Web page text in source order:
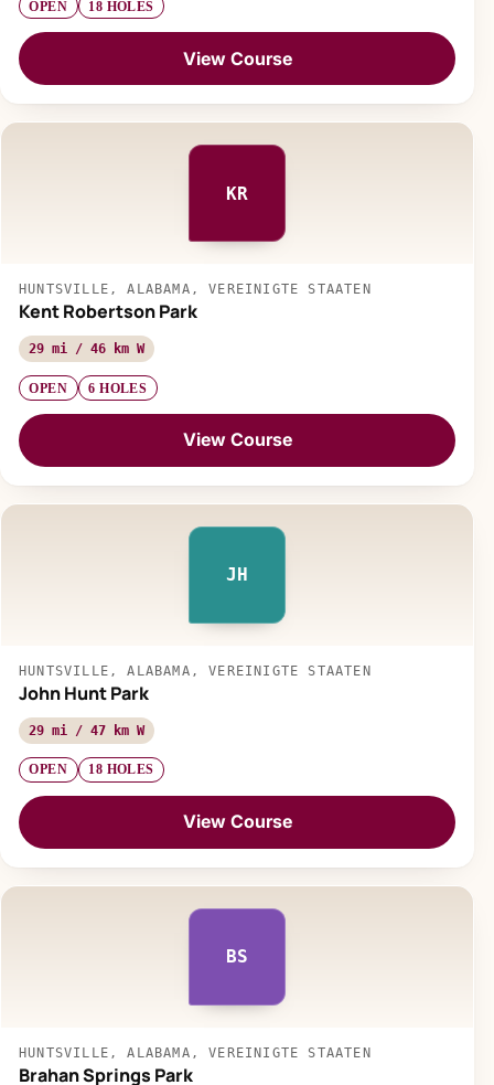
OPEN 18 HOLES
View Course
KR
HUNTSVILLE, ALABAMA, VEREINIGTE STAATEN
Kent Robertson Park
29 mi / 46 km W
OPEN 6 HOLES
View Course
JH
HUNTSVILLE, ALABAMA, VEREINIGTE STAATEN
John Hunt Park
29 mi / 47 km W
OPEN 18 HOLES
View Course
BS
HUNTSVILLE, ALABAMA, VEREINIGTE STAATEN
Brahan Springs Park